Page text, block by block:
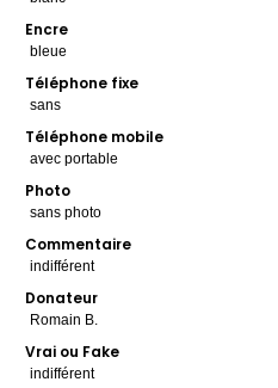
Encre
Téléphone fixe
Téléphone mobile
Photo
Commentaire
Donateur
Vrai ou Fake